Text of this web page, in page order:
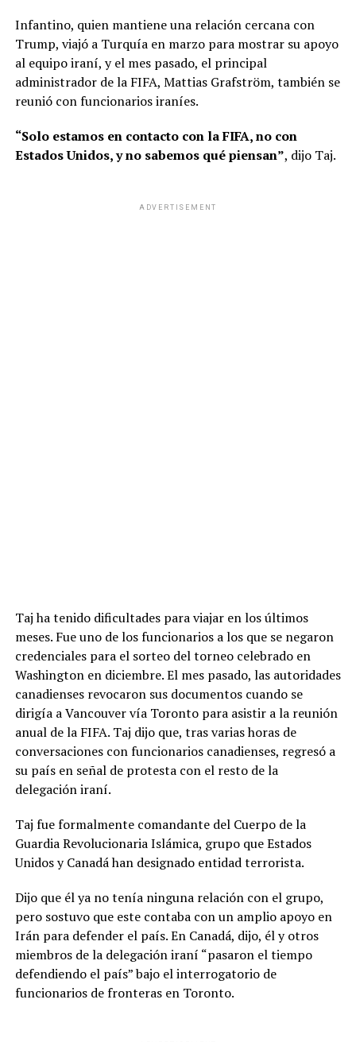
Infantino, quien mantiene una relación cercana con
Trump, viajó a Turquía en marzo para mostrar su apoyo
al equipo iraní, y el mes pasado, el principal
administrador de la FIFA, Mattias Grafström, también se
reunió con funcionarios iraníes.
“Solo estamos en contacto con la FIFA, no con
Estados Unidos, y no sabemos qué piensan”, dijo Taj.
ADVERTISEMENT
Taj ha tenido dificultades para viajar en los últimos
meses. Fue uno de los funcionarios a los que se negaron
credenciales para el sorteo del torneo celebrado en
Washington en diciembre. El mes pasado, las autoridades
canadienses revocaron sus documentos cuando se
dirigía a Vancouver vía Toronto para asistir a la reunión
anual de la FIFA. Taj dijo que, tras varias horas de
conversaciones con funcionarios canadienses, regresó a
su país en señal de protesta con el resto de la
delegación iraní.
Taj fue formalmente comandante del Cuerpo de la
Guardia Revolucionaria Islámica, grupo que Estados
Unidos y Canadá han designado entidad terrorista.
Dijo que él ya no tenía ninguna relación con el grupo,
pero sostuvo que este contaba con un amplio apoyo en
Irán para defender el país. En Canadá, dijo, él y otros
miembros de la delegación iraní “pasaron el tiempo
defendiendo el país” bajo el interrogatorio de
funcionarios de fronteras en Toronto.